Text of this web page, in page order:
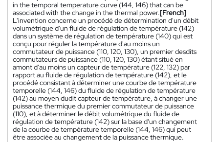
in the temporal temperature curve (144, 146) that can be
associated with the change in the thermal power.[French]
L'invention concerne un procédé de détermination d'un débit
volumétrique d'un fluide de régulation de température (142)
dans un système de régulation de température (140) qui est
conçu pour réguler la température d'au moins un
commutateur de puissance (110, 120, 130), un premier desdits
commutateurs de puissance (110, 120, 130) étant situé en
amont d'au moins un capteur de température (122, 132) par
rapport au fluide de régulation de température (142), et le
procédé consistant à déterminer une courbe de température
temporelle (144, 146) du fluide de régulation de température
(142) au moyen dudit capteur de température, à changer une
puissance thermique du premier commutateur de puissance
(110), et à déterminer le débit volumétrique du fluide de
régulation de température (142) sur la base d'un changement
de la courbe de température temporelle (144, 146) qui peut
être associée au changement de la puissance thermique.